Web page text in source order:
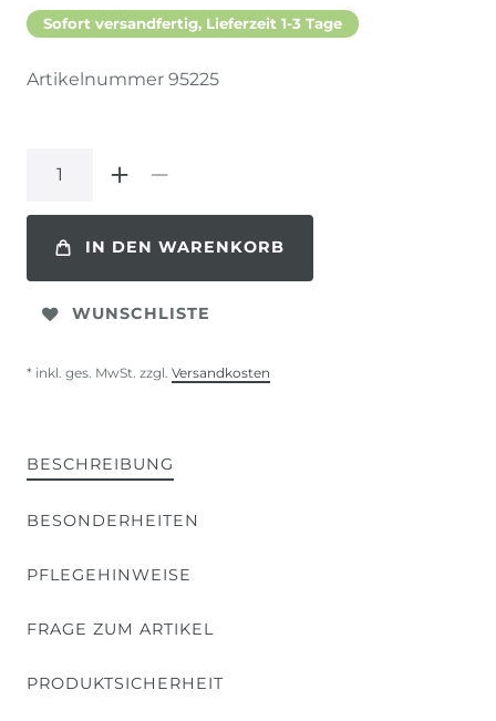
Sofort versandfertig, Lieferzeit 1-3 Tage
Artikelnummer 95225
IN DEN WARENKORB
WUNSCHLISTE
* inkl. ges. MwSt. zzgl. Versandkosten
BESCHREIBUNG
BESONDERHEITEN
PFLEGEHINWEISE
FRAGE ZUM ARTIKEL
PRODUKTSICHERHEIT